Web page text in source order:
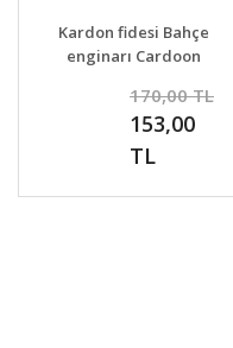
DETAYLAR SEPETE EKLE
Kardon fidesi Bahçe
enginarı Cardoon
170,00 TL
153,00
TL